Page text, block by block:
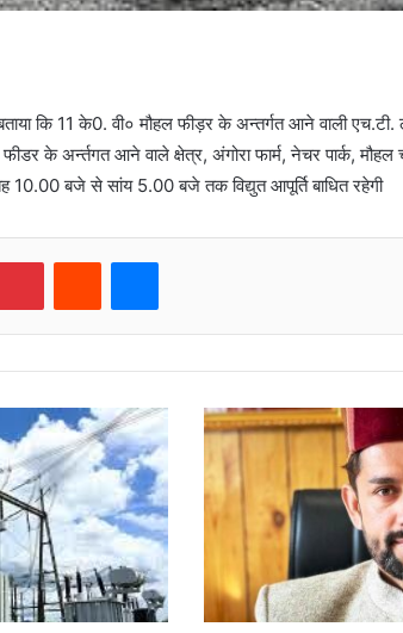
कि 11 के0. वी० मौहल फीड़र के अन्तर्गत आने वाली
के अर्न्तगत आने वाले क्षेत्र, अंगोरा फार्म, नेचर पार्क,
बजे से सांय 5.00 बजे तक विद्युत आपूर्ति बाधित रहेगी